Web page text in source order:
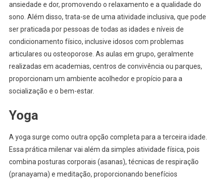
ansiedade e dor, promovendo o relaxamento e a qualidade do
sono. Além disso, trata-se de uma atividade inclusiva, que pode
ser praticada por pessoas de todas as idades e níveis de
condicionamento físico, inclusive idosos com problemas
articulares ou osteoporose. As aulas em grupo, geralmente
realizadas em academias, centros de convivência ou parques,
proporcionam um ambiente acolhedor e propício para a
socialização e o bem-estar.
Yoga
A yoga surge como outra opção completa para a terceira idade.
Essa prática milenar vai além da simples atividade física, pois
combina posturas corporais (asanas), técnicas de respiração
(pranayama) e meditação, proporcionando benefícios